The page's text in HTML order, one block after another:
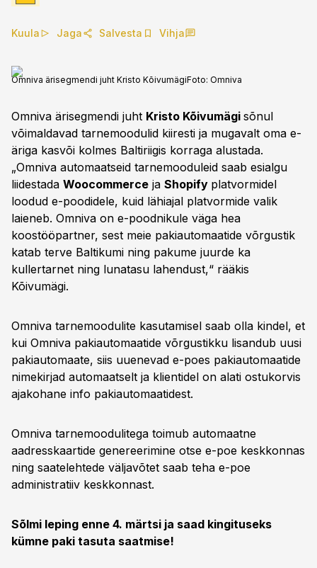
Kuula Jaga Salvesta Vihja
Omniva ärisegmendi juht Kristo KõivumägiFoto: Omniva
Omniva ärisegmendi juht Kristo Kõivumägi sõnul
võimaldavad tarnemoodulid kiiresti ja mugavalt oma e-
äriga kasvõi kolmes Baltiriigis korraga alustada.
„Omniva automaatseid tarnemooduleid saab esialgu
liidestada Woocommerce ja Shopify platvormidel
loodud e-poodidele, kuid lähiajal platvormide valik
laieneb. Omniva on e-poodnikule väga hea
koostööpartner, sest meie pakiautomaatide võrgustik
katab terve Baltikumi ning pakume juurde ka
kullertarnet ning lunatasu lahendust,“ rääkis
Kõivumägi.
Omniva tarnemoodulite kasutamisel saab olla kindel, et
kui Omniva pakiautomaatide võrgustikku lisandub uusi
pakiautomaate, siis uuenevad e-poes pakiautomaatide
nimekirjad automaatselt ja klientidel on alati ostukorvis
ajakohane info pakiautomaatidest.
Omniva tarnemoodulitega toimub automaatne
aadresskaartide genereerimine otse e-poe keskkonnas
ning saatelehtede väljavõtet saab teha e-poe
administratiiv keskkonnast.
Sõlmi leping enne 4. märtsi ja saad kingituseks
kümne paki tasuta saatmise!